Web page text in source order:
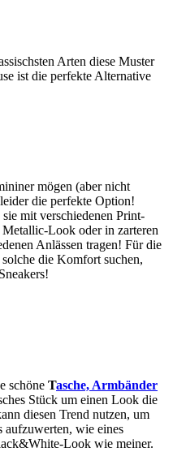
Arten diese Muster
ist die perfekte Alternative
mögen (aber nicht
die perfekte Option!
mit verschiedenen Print-
Look oder in zarteren
Anlässen tragen! Für die
die Komfort suchen,
schöne Tasche, Armbänder
Stück um einen Look die
diesen Trend nutzen, um
aufzuwerten, wie eines
Look wie meiner.